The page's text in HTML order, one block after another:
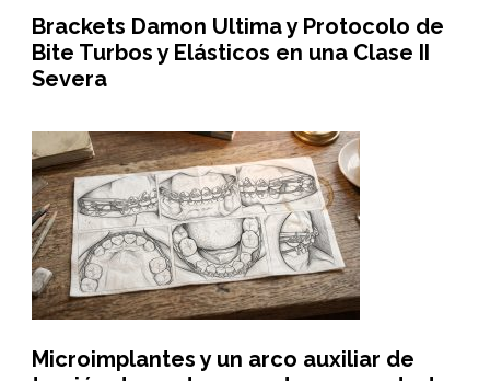
Brackets Damon Ultima y Protocolo de
Bite Turbos y Elásticos en una Clase II
Severa
Microimplantes y un arco auxiliar de